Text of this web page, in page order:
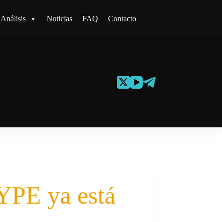
Análisis Noticias FAQ Contacto
ya está